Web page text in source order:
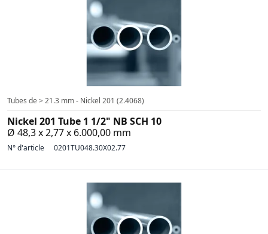
Tubes de > 21.3 mm - Nickel 201 (2.4068)
Nickel 201 Tube 1 1/2" NB SCH 10
Ø 48,3 x 2,77 x 6.000,00 mm
N° d'article 0201TU048.30X02.77